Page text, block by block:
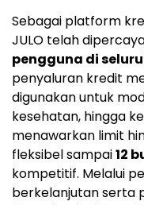
Sebagai platform
JULO telah
pengguna di
penyaluran kredit
digunakan untuk
kesehatan, hingga
menawarkan limit
fleksibel sampai12
kompetitif. Melalui
berkelanjutan serta